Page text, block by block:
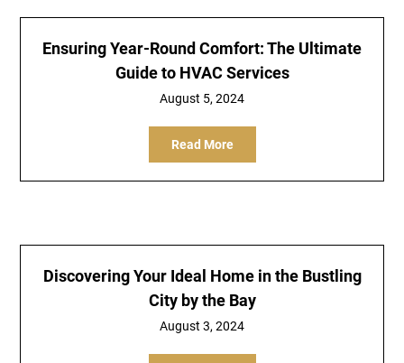
Ensuring Year-Round Comfort: The Ultimate
Guide to HVAC Services
August 5, 2024
Read More
Discovering Your Ideal Home in the Bustling
City by the Bay
August 3, 2024